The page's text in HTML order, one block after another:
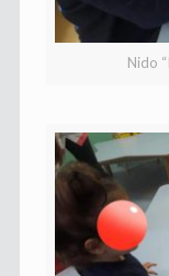
Nido